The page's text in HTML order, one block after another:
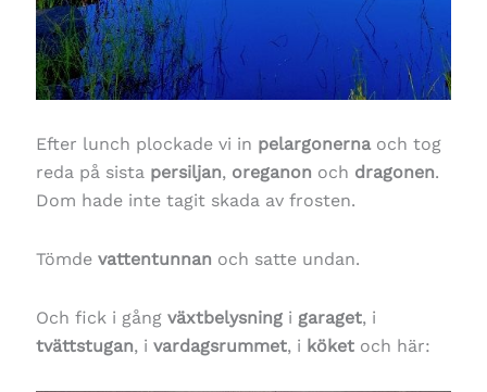
Efter lunch plockade vi in pelargonernaoch tog
reda på sista persiljan, oreganon och dragonen.
Dom hade inte tagit skada av frosten.
Tömde vattentunnan och satte undan.
Och fick i gång växtbelysningi garaget, i
tvättstugan, i vardagsrummet, i köketoch här: